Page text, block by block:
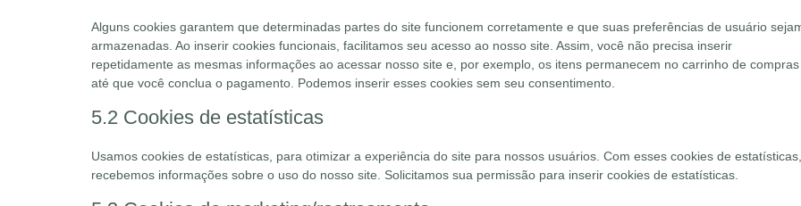
Alguns cookies garantem que determinadas partes do site funcionem corretamente e que suas preferências de usuário
armazenadas. Ao inserir cookies funcionais, facilitamos seu acesso ao nosso site. Assim, você não precisa inserir
repetidamente as mesmas informações ao acessar nosso site e, por exemplo, os itens permanecem no carrinho de compras
até que você conclua o pagamento. Podemos inserir esses cookies sem seu consentimento.
5.2 Cookies de estatísticas
Usamos cookies de estatísticas, para otimizar a experiência do site para nossos usuários. Com esses cookies de estatísticas,
recebemos informações sobre o uso do nosso site. Solicitamos sua permissão para inserir cookies de estatísticas.